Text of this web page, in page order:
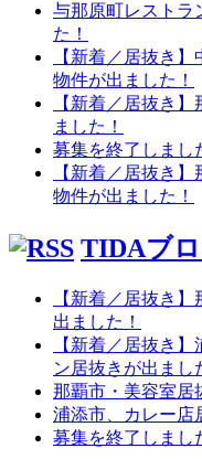
与那原町レストラ
た！
【新着／居抜き
物件が出ました！
【新着／居抜き
ました！
募集を終了しまし
【新着／居抜き
物件が出ました！
TIDAブ
【新着／居抜き
出ました！
【新着／居抜き
ン居抜きが出まし
那覇市・美容室居
浦添市、カレー店
募集を終了しまし